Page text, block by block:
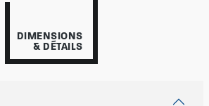
DIMENSIONS
& DÉTAILS